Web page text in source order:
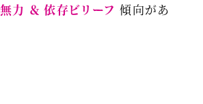
無力 ＆ 依存ビリーフ 傾向があ